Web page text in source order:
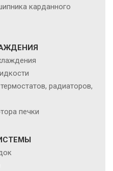
карданного
радиаторов,
печки